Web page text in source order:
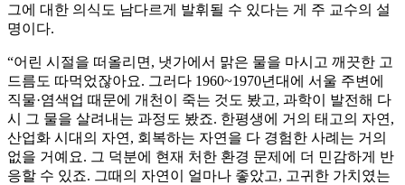
그에 대한 의식도 남다르게 발휘될 수 있다는 게 주 교수의 설
명이다.
“어린 시절을 떠올리면, 냇가에서 맑은 물을 마시고 깨끗한 고
드름도 따먹었잖아요. 그러다 1960~1970년대에 서울 주변에
직물·염색업 때문에 개천이 죽는 것도 봤고, 과학이 발전해 다
시 그 물을 살려내는 과정도 봤죠. 한평생에 거의 태고의 자연,
산업화 시대의 자연, 회복하는 자연을 다 경험한 사례는 거의
없을 거예요. 그 덕분에 현재 처한 환경 문제에 더 민감하게 반
응할 수 있죠. 그때의 자연이 얼마나 좋았고, 고귀한 가치였는